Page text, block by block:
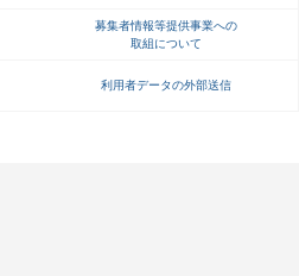
募集者情報等提供事業への
取組について
利用者データの外部送信